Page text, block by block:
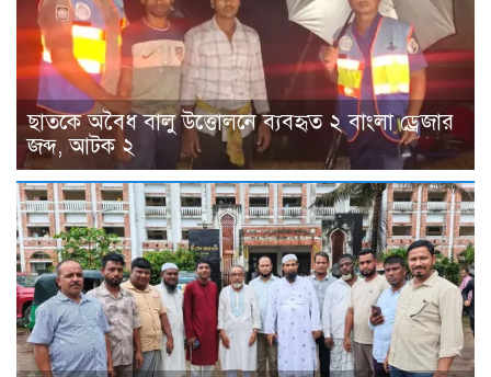
ছাতকে অবৈধ বালু উত্তোলনে ব্যবহৃত ২ বাংলা ড্রেজার
জব্দ, আটক ২